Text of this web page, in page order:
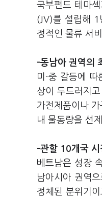
국부펀드 테마
(JV)를 설립해
정적인 물류 서
-동남아 권역의
미·중 갈등에
상이 두드러지
가전제품이나
내 물동량을 선
-관할 10개국 시
베트남은 성장
남아시아 권역
정체된 분위기